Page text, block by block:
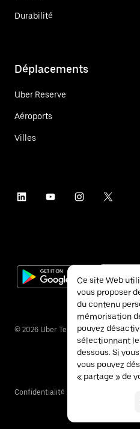
Durabilité
Déplacements
Uber Reserve
Aéroports
Villes
© 2026 Uber Technologies Inc.
Confidentialité
Ce site Web
vous proposer
du contenu
mémorisation
pouvez
sélectionnant
dessous. Si
vous pouvez
« partage » de